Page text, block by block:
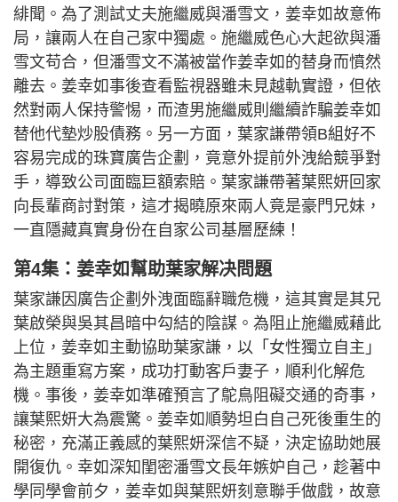
緋聞。為了測試丈夫施繼威與潘雪文，姜幸如故意佈
局，讓兩人在自己家中獨處。施繼威色心大起欲與潘
雪文苟合，但潘雪文不滿被當作姜幸如的替身而憤然
離去。姜幸如事後查看監視器雖未見越軌實證，但依
然對兩人保持警惕，而渣男施繼威則繼續詐騙姜幸如
替他代墊炒股債務。另一方面，葉家謙帶領B組好不
容易完成的珠寶廣告企劃，竟意外提前外洩給競爭對
手，導致公司面臨巨額索賠。葉家謙帶著葉熙妍回家
向長輩商討對策，這才揭曉原來兩人竟是豪門兄妹，
一直隱藏真實身份在自家公司基層歷練！
第4集：姜幸如幫助葉家解决問題
葉家謙因廣告企劃外洩面臨辭職危機，這其實是其兄
葉啟榮與吳其昌暗中勾結的陰謀。為阻止施繼威藉此
上位，姜幸如主動協助葉家謙，以「女性獨立自主」
為主題重寫方案，成功打動客戶妻子，順利化解危
機。事後，姜幸如準確預言了鴕鳥阻礙交通的奇事，
讓葉熙妍大為震驚。姜幸如順勢坦白自己死後重生的
秘密，充滿正義感的葉熙妍深信不疑，決定協助她展
開復仇。幸如深知閨密潘雪文長年嫉妒自己，趁著中
學同學會前夕，姜幸如與葉熙妍刻意聯手做戲，故意